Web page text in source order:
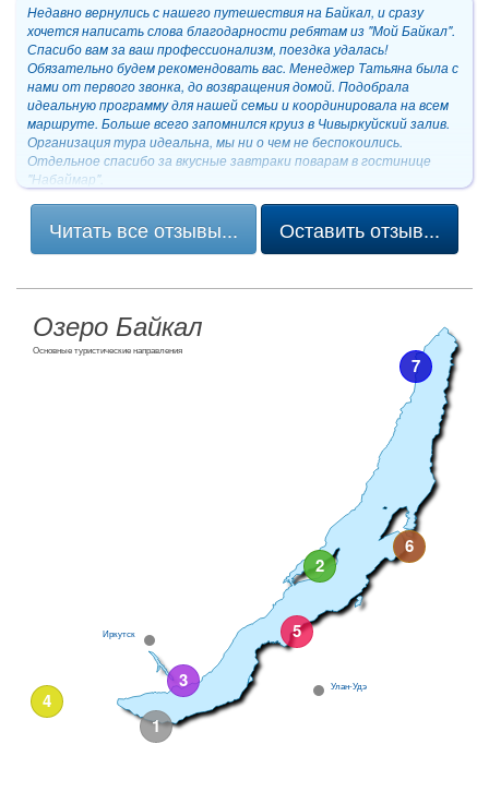
Недавно вернулись с нашего путешествия на Байкал, и сразу
хочется написать слова благодарности ребятам из "Мой Байкал".
Спасибо вам за ваш профессионализм, поездка удалась!
Обязательно будем рекомендовать вас. Менеджер Татьяна была с
нами от первого звонка, до возвращения домой. Подобрала
идеальную программу для нашей семьи и координировала на всем
маршруте. Больше всего запомнился круиз в Чивыркуйский залив.
Организация тура идеальна, мы ни о чем не беспокоились.
Отдельное спасибо за вкусные завтраки поварам в гостинице
"Набаймар".
приедем на Байкал еще раз, привезем наших друзей. Как сказали
нам на Ольхоне, "кто был на Ольхоне, тот приедет сюда еще не
Читать все отзывы... Оставить отзыв...
Озеро Байкал
Основные туристические направления
Иркутск
Улан-Удэ
1
3
4
6
2
7
5